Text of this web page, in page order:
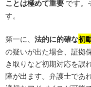
ことは極めて重要 です。
す。
第一に、法的に的確な初
の疑いが出た場合、証拠
き取りなど初期対応を誤
障が出ます。弁護士であ